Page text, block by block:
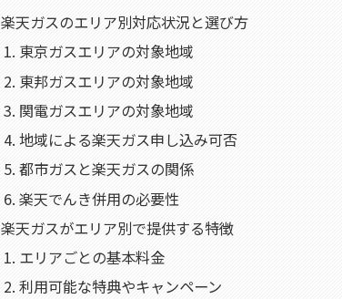
楽天ガスのエリア別対応状況と選び方
東京ガスエリアの対象地域
東邦ガスエリアの対象地域
関電ガスエリアの対象地域
地域による楽天ガス申し込み可否
都市ガスと楽天ガスの関係
楽天でんき併用の必要性
楽天ガスがエリア別で提供する特徴
エリアごとの基本料金
利用可能な特典やキャンペーン